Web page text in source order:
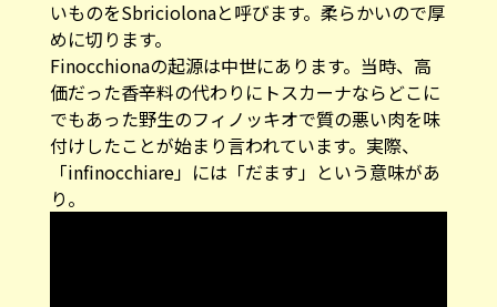
いものをSbriciolonaと呼びます。柔らかいので厚
めに切ります。
Finocchionaの起源は中世にあります。当時、高
価だった香辛料の代わりにトスカーナならどこに
でもあった野生のフィノッキオで質の悪い肉を味
付けしたことが始まり言われています。実際、
「infinocchiare」には「だます」という意味があ
り。